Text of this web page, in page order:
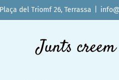
del Triomf 26, Terrassa
Junts